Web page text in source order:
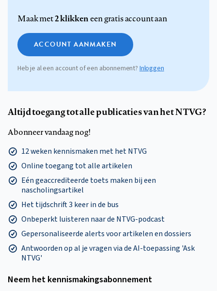
Maak met2 klikkeneen gratis account aan
ACCOUNT AANMAKEN
Heb je al een account of een abonnement? Inloggen
Altijd toegang tot alle publicaties van het NTVG?
Abonneer vandaag nog!
12 weken kennismaken met het NTVG
Online toegang tot alle artikelen
Eén geaccrediteerde toets maken bij een
nascholingsartikel
Het tijdschrift 3 keer in de bus
Onbeperkt luisteren naar de NTVG-podcast
Gepersonaliseerde alerts voor artikelen en dossiers
Antwoorden op al je vragen via de AI-toepassing 'Ask
NTVG'
Neem het kennismakings­abonnement